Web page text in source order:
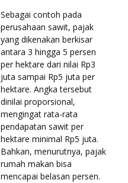
Sebagai contoh pada
perusahaan sawit, pajak
yang dikenakan berkisar
antara 3 hingga 5 persen
per hektare dari nilai Rp3
juta sampai Rp5 juta per
hektare. Angka tersebut
dinilai proporsional,
mengingat rata-rata
pendapatan sawit per
hektare minimal Rp5 juta.
Bahkan, menurutnya, pajak
rumah makan bisa
mencapai belasan persen.